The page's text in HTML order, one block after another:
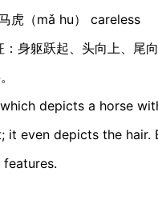
虎（mǎ hu） careless
身躯跃起、头向上、尾
depicts a horse
even depicts the hair.
features.